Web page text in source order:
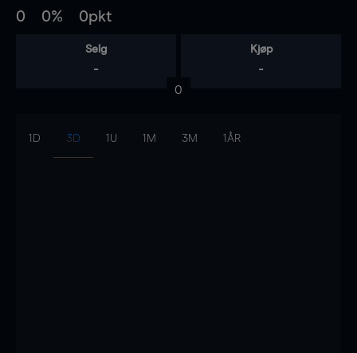
0 0% 0pkt
Selg
-
Kjøp
-
0
1D 3D 1U 1M 3M 1ÅR